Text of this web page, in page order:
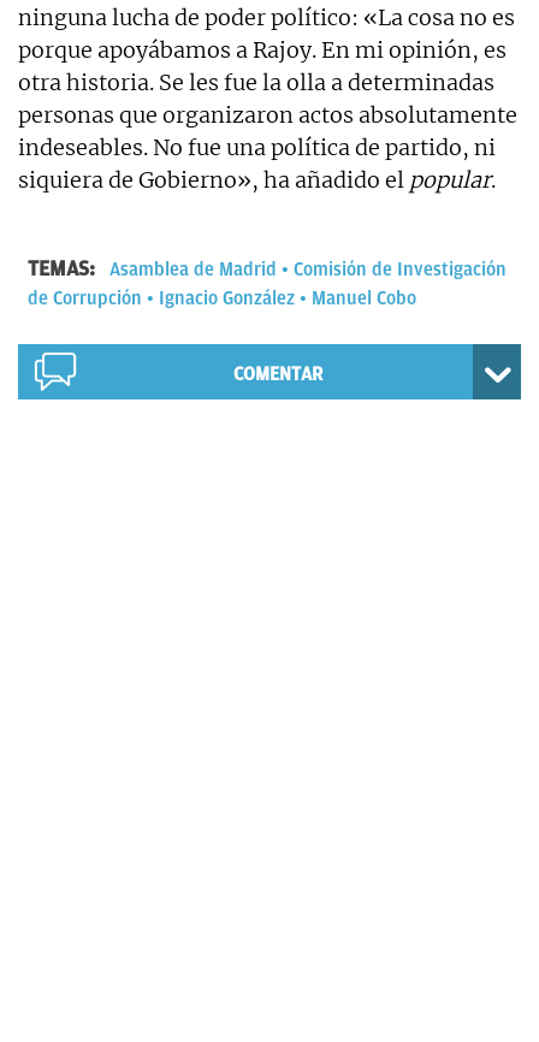
ninguna lucha de poder político: «La cosa no es
porque apoyábamos a Rajoy. En mi opinión, es
otra historia. Se les fue la olla a determinadas
personas que organizaron actos absolutamente
indeseables. No fue una política de partido, ni
siquiera de Gobierno», ha añadido el popular.
TEMAS: Asamblea de Madrid
Comisión de Investigación
de Corrupción
Ignacio González Manuel Cobo
COMENTAR